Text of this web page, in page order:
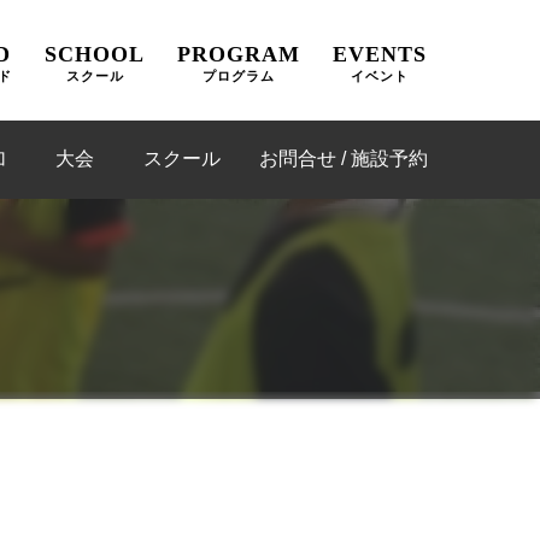
SCHOOL
スクール
PROGRAM
プログラム
EVENTS
イベント
大会 スクール お問合せ / 施設予約